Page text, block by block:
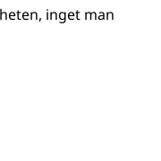
inget man